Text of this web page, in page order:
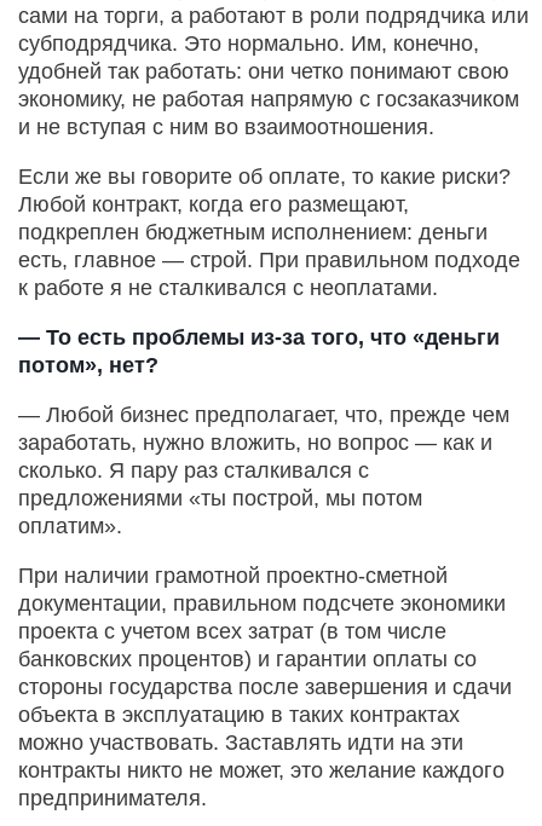
сами на торги, а работают в роли подрядчика или
субподрядчика. Это нормально. Им, конечно,
удобней так работать: они четко понимают свою
экономику, не работая напрямую с госзаказчиком
и не вступая с ним во взаимоотношения.
Если же вы говорите об оплате, то какие риски?
Любой контракт, когда его размещают,
подкреплен бюджетным исполнением: деньги
есть, главное — строй. При правильном подходе
к работе я не сталкивался с неоплатами.
— То есть проблемы из-за того, что «деньги
потом», нет?
— Любой бизнес предполагает, что, прежде чем
заработать, нужно вложить, но вопрос — как и
сколько. Я пару раз сталкивался с
предложениями «ты построй, мы потом
оплатим».
При наличии грамотной проектно-сметной
документации, правильном подсчете экономики
проекта с учетом всех затрат (в том числе
банковских процентов) и гарантии оплаты со
стороны государства после завершения и сдачи
объекта в эксплуатацию в таких контрактах
можно участвовать. Заставлять идти на эти
контракты никто не может, это желание каждого
предпринимателя.